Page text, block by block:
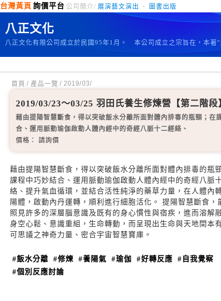
台灣黃頁 詢價平台 公司簡介/ 展演藝文演出 、 圖書出版
八正文化
八正文化有限公司成立於民國95年1月。 本公司成立之宗旨在，本著
首頁 / 產品一覽 / 2019/03/
2019/03/23～03/25 羽田氏養生修煉營【第二階段
藉由提陽智慧斷食，得以突破飯水分離所面對體內排毒的瓶頸；在
合、運用脈動瑜伽啟動人體內經中的奇經八脈十二經絡、
價格： 請詢價
藉由提陽智慧斷食，得以突破飯水分離所面對體內排毒的瓶
課程中巧妙結合、運用脈動瑜伽啟動人體內經中的奇經八脈
絡、提升氣血循環，並結合活性純淨的藥草力量，在人體內
陽體，啟動內丹運轉，順利進行細胞活化。 提陽智慧斷食，
照見許多的深層腦意識及既有的身心慣性與宿疾，進而溶解
身空心鬆、意識重組，生命轉動，而呈現出生命與天地間本
可思議之神奇力量、密合宇宙智慧寶庫。
#飯水分離 #修煉 #養陽氣 #瑜伽 #好轉反應
#自我覺察
#個別反應討論